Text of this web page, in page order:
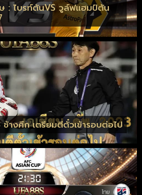
: ไบรท์ตันVS วูล์ฟแฮมป์ตัน
างศึก เตรียมตีตั๋วเข้ารอบต่อไป